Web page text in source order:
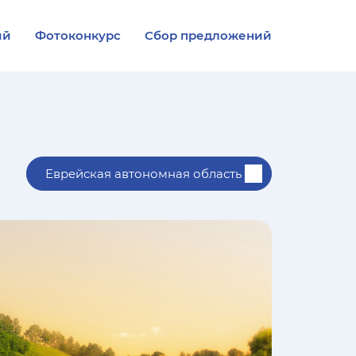
Фотоконкурс Сбор предложений
Еврейская автономная область
Амурская область